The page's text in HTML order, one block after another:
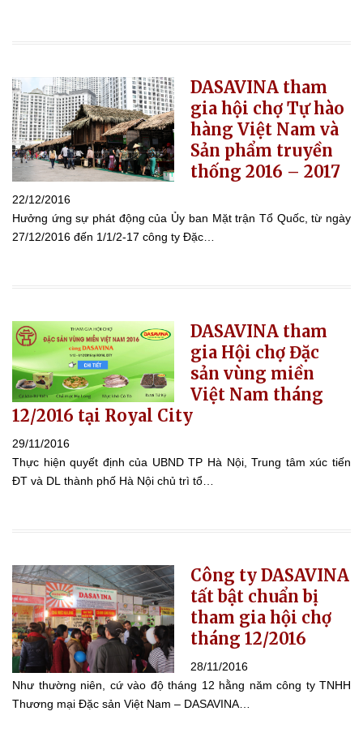
DASAVINA tham
gia hội chợ Tự hào
hàng Việt Nam và
Sản phẩm truyền
thống 2016 – 2017
22/12/2016
Hưởng ứng sự phát động của Ủy ban Mặt trận Tổ Quốc, từ ngày
27/12/2016 đến 1/1/2-17 công ty Đặc…
DASAVINA tham
gia Hội chợ Đặc
sản vùng miền
Việt Nam tháng
12/2016 tại Royal City
29/11/2016
Thực hiện quyết định của UBND TP Hà Nội, Trung tâm xúc tiến
ĐT và DL thành phố Hà Nội chủ trì tổ…
Công ty DASAVINA
tất bật chuẩn bị
tham gia hội chợ
tháng 12/2016
28/11/2016
Như thường niên, cứ vào độ tháng 12 hằng năm công ty TNHH
Thương mại Đặc sản Việt Nam – DASAVINA…